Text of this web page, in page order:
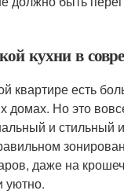
кухни в
квартире есть
домах. Но это
и стильный
даже на
уютно.